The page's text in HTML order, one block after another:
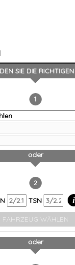
SIE DIE
1
oder
2
TSN i
FAHRZEUG WÄHLEN
oder